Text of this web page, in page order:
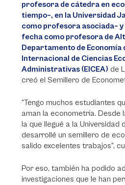
profesora de cátedra en
tiempo–, en la Universidad
como profesora asociada– y
fecha como profesora de
Departamento de Economía
Internacional de Ciencias
Administrativas (EICEA) de
creó el Semillero de
“Tengo muchos estudiantes
aman la econometría. Desde
la que llegué a la Universidad
desarrollé un semillero de
salido excelentes trabajos”,
Por eso, también ha podido
investigaciones que le han